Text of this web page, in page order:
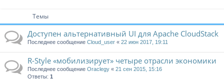
Темы
Доступен альтернативный UI для Apache CloudStack
Последнее сообщение Cloud_user « 22 июн 2017, 19:11
R-Style «мобилизирует» четыре отрасли экономики
Последнее сообщение Oraclegy « 21 сен 2015, 15:16
Ответы: 1